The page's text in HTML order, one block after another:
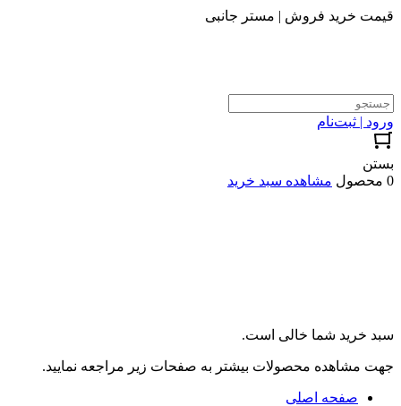
قیمت خرید فروش | مستر جانبی
ورود | ثبت‌نام
بستن
0 محصول
مشاهده سبد خرید
سبد خرید شما خالی است.
جهت مشاهده محصولات بیشتر به صفحات زیر مراجعه نمایید.
صفحه اصلی